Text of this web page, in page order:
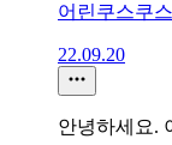
어린쿠스쿠
22.09.20
안녕하세요.